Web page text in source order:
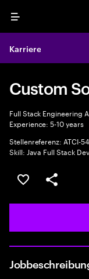
Menu
Karriere
Custom
Full Stack Engineering
Experience: 5-10 years
Stellenreferenz: ATCI-
Skill: Java Full Stack
JOB SPEICHERN
Teilen